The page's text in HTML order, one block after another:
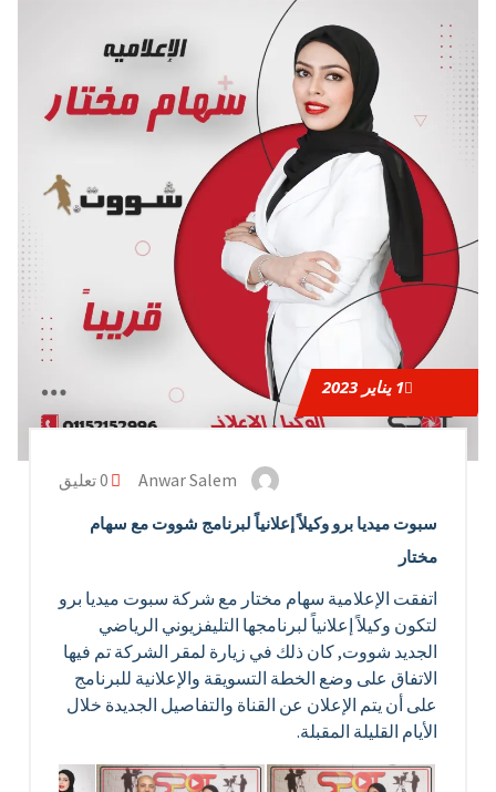
1يناير 2023
Anwar Salem 0 تعليق
سبوت ميديا برو وكيلاً إعلانياً لبرنامج شووت مع سهام
مختار
اتفقت الإعلامية سهام مختار مع شركة سبوت ميديا برو
لتكون وكيلاً إعلانياً لبرنامجها التليفزيوني الرياضي
الجديد شووت, كان ذلك في زيارة لمقر الشركة تم فيها
الاتفاق على وضع الخطة التسويقة والإعلانية للبرنامج
على أن يتم الإعلان عن القناة والتفاصيل الجديدة خلال
الأيام القليلة المقبلة.